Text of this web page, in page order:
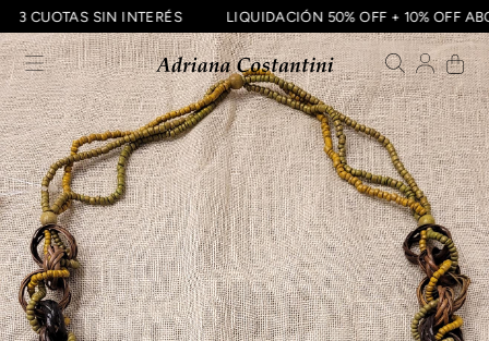
3 CUOTAS SIN INTERÉS LIQUIDACIÓN 50% OFF + 10% OFF